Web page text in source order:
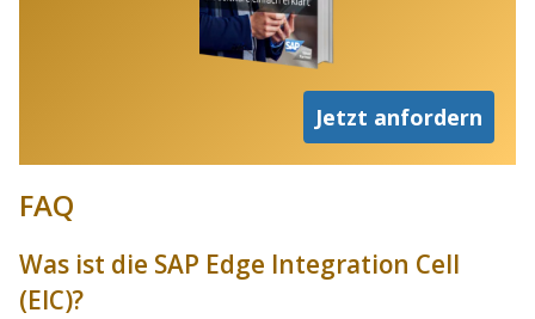
Jetzt anfordern
FAQ
Was ist die SAP Edge Integration Cell
(EIC)?